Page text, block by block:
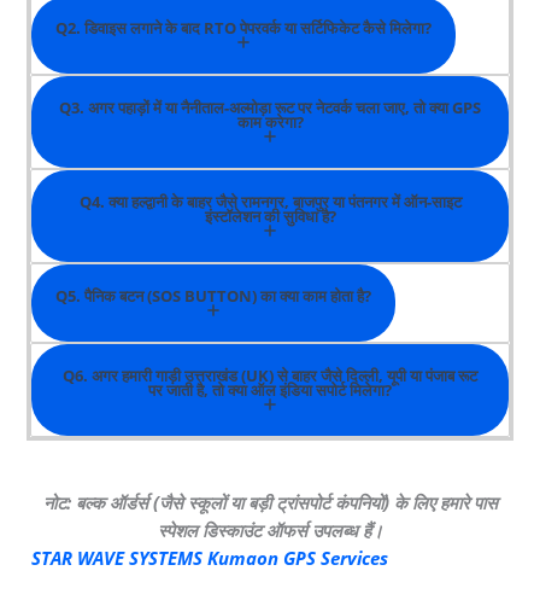
Q2. डिवाइस लगाने के बाद RTO पेपरवर्क या सर्टिफिकेट कैसे मिलेगा?
Q3. अगर पहाड़ों में या नैनीताल-अल्मोड़ा रूट पर नेटवर्क चला जाए, तो क्या GPS
काम करेगा?
Q4. क्या हल्द्वानी के बाहर जैसे रामनगर, बाजपुर या पंतनगर में ऑन-साइट
इंस्टॉलेशन की सुविधा है?
Q5. पैनिक बटन (SOS BUTTON) का क्या काम होता है?
Q6. अगर हमारी गाड़ी उत्तराखंड (UK) से बाहर जैसे दिल्ली, यूपी या पंजाब रूट
पर जाती है, तो क्या ऑल इंडिया सपोर्ट मिलेगा?
नोट: बल्क ऑर्डर्स (जैसे स्कूलों या बड़ी ट्रांसपोर्ट कंपनियों) के लिए हमारे पास
स्पेशल डिस्काउंट ऑफर्स उपलब्ध हैं।
STAR WAVE SYSTEMS Kumaon GPS Services